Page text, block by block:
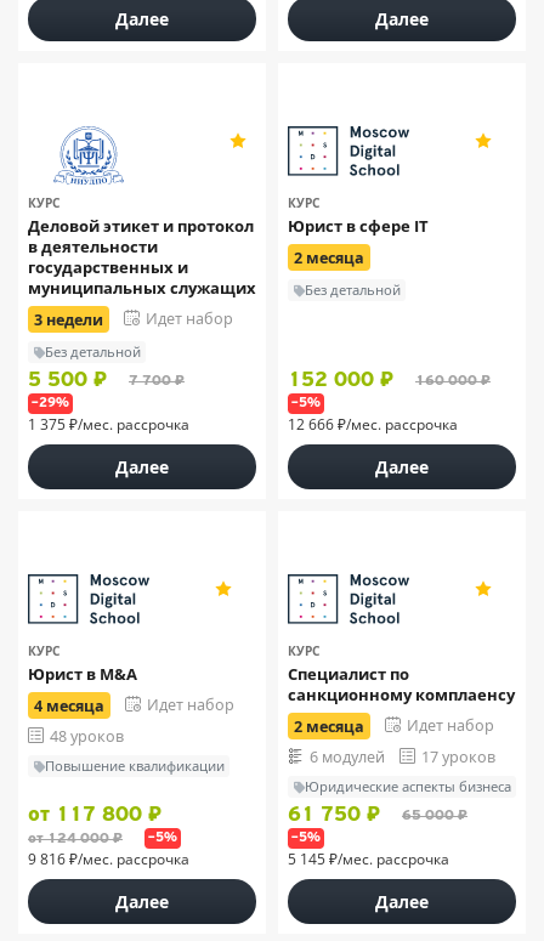
Далее Далее
КУРС
Деловой этикет и протокол
в деятельности
государственных и
муниципальных служащих
3 недели Идет набор
Без детальной
5 500 ₽ 7 700 ₽
–29%
1 375 ₽/мес. рассрочка
Далее
КУРС
Юрист в сфере IT
2 месяца
Без детальной
152 000 ₽ 160 000 ₽
–5%
12 666 ₽/мес. рассрочка
Далее
КУРС
Юрист в M&A
4 месяца
Идет набор
48 уроков
Повышение квалификации
от 117 800 ₽
от 124 000 ₽ –5%
9 816 ₽/мес. рассрочка
Далее
КУРС
Специалист по
санкционному комплаенсу
2 месяца
Идет набор
6 модулей
17 уроков
Юридические аспекты бизнеса
61 750 ₽ 65 000 ₽
–5%
5 145 ₽/мес. рассрочка
Далее